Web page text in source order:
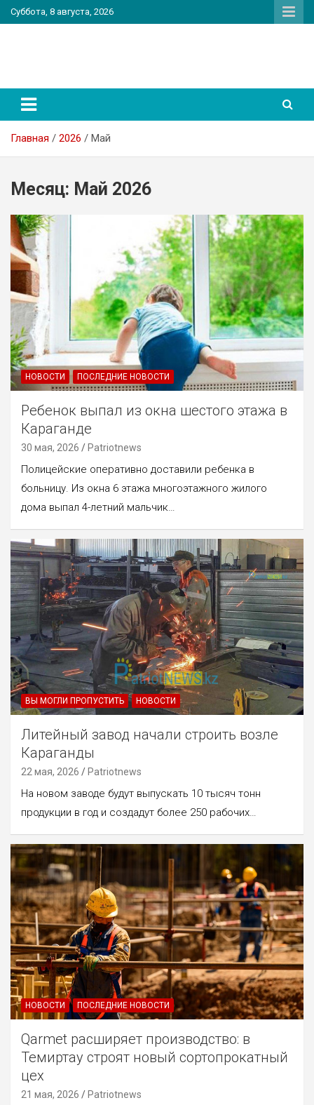
Перейти
к
Суббота, 8 августа, 2026
Главная 2026 Май
Месяц: Май 2026
НОВОСТИ ПОСЛЕДНИЕ НОВОСТИ
Ребенок выпал из окна шестого этажа в
Караганде
30 мая, 2026 Patriotnews
Полицейские оперативно доставили ребенка в
больницу. Из окна 6 этажа многоэтажного жилого
дома выпал 4-летний мальчик…
ВЫ МОГЛИ ПРОПУСТИТЬ НОВОСТИ
Литейный завод начали строить возле
Караганды
22 мая, 2026 Patriotnews
На новом заводе будут выпускать 10 тысяч тонн
продукции в год и создадут более 250 рабочих…
НОВОСТИ ПОСЛЕДНИЕ НОВОСТИ
Qarmet расширяет производство: в
Темиртау строят новый сортопрокатный
цех
21 мая, 2026 Patriotnews